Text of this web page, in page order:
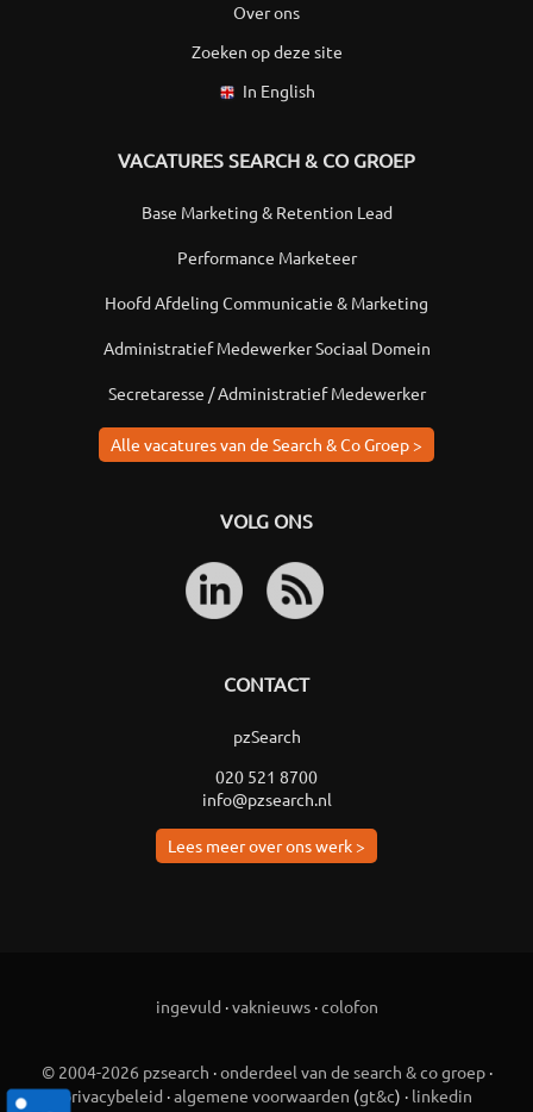
Over ons
Zoeken op deze site
In English
VACATURES SEARCH & CO GROEP
Base Marketing & Retention Lead
Performance Marketeer
Hoofd Afdeling Communicatie & Marketing
Administratief Medewerker Sociaal Domein
Secretaresse / Administratief Medewerker
Alle vacatures van de Search & Co Groep >
VOLG ONS
CONTACT
pzSearch
020 521 8700
info@pzsearch.nl
Lees meer over ons werk >
ingevuld ·vaknieuws·colofon
© 2004-2026 pzsearch ·onderdeel van de search & co groep·
privacybeleid ·algemene voorwaarden (gt&c) · linkedin